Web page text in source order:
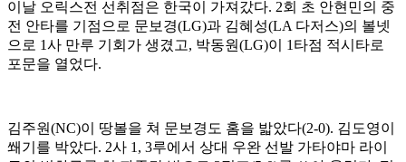
이날 오릭스전 선취점은 한국이 가져갔다. 2회 초 안현민의 중
전 안타를 기점으로 문보경(LG)과 김혜성(LA 다저스)의 볼넷
으로 1사 만루 기회가 생겼고, 박동원(LG)이 1타점 적시타로
포문을 열었다.
김주원(NC)이 땅볼을 쳐 문보경도 홈을 밟았다(2-0). 김도영이
쐐기를 박았다. 2사 1, 3루에서 상대 우완 선발 가타야마 라이